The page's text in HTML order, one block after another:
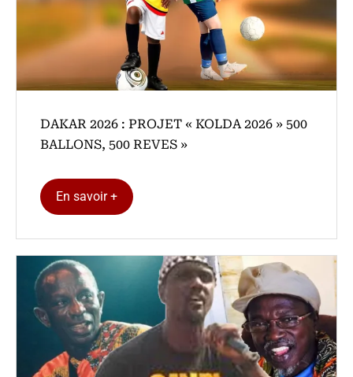
DAKAR 2026 : PROJET « KOLDA 2026 » 500
BALLONS, 500 REVES »
En savoir +